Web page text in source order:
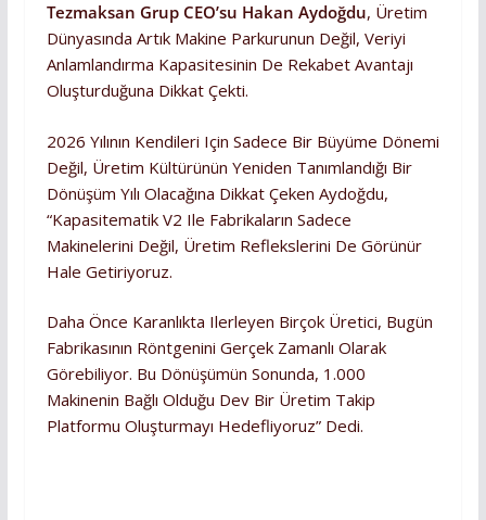
Tezmaksan Grup CEO’su Hakan Aydoğdu, Üretim
Dünyasında Artık Makine Parkurunun Değil, Veriyi
Anlamlandırma Kapasitesinin De Rekabet Avantajı
Oluşturduğuna Dikkat Çekti.
2026 Yılının Kendileri Için Sadece Bir Büyüme Dönemi
Değil, Üretim Kültürünün Yeniden Tanımlandığı Bir
Dönüşüm Yılı Olacağına Dikkat Çeken Aydoğdu,
“Kapasitematik V2 Ile Fabrikaların Sadece
Makinelerini Değil, Üretim Reflekslerini De Görünür
Hale Getiriyoruz.
Daha Önce Karanlıkta Ilerleyen Birçok Üretici, Bugün
Fabrikasının Röntgenini Gerçek Zamanlı Olarak
Görebiliyor. Bu Dönüşümün Sonunda, 1.000
Makinenin Bağlı Olduğu Dev Bir Üretim Takip
Platformu Oluşturmayı Hedefliyoruz” Dedi.